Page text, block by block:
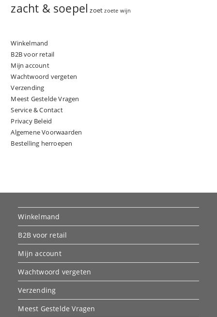
zacht & soepel zoet zoete wijn
Winkelmand
B2B voor retail
Mijn account
Wachtwoord vergeten
Verzending
Meest Gestelde Vragen
Service & Contact
Privacy Beleid
Algemene Voorwaarden
Bestelling herroepen
Winkelmand
B2B voor retail
Mijn account
Wachtwoord vergeten
Verzending
Meest Gestelde Vragen